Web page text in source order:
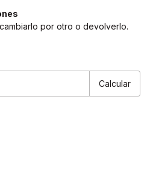
por otro o devolverlo.
Calcular